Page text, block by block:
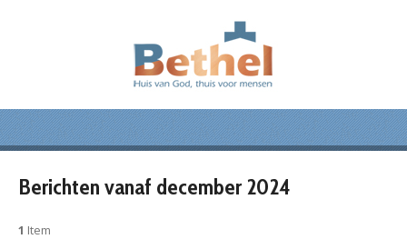
Berichten vanaf december 2024
1 Item